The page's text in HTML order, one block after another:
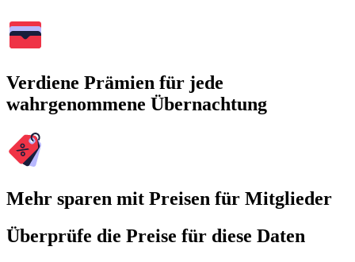
Verdiene Prämien für jede
wahrgenommene Übernachtung
Mehr sparen mit Preisen für Mitglieder
Überprüfe die Preise für diese Daten